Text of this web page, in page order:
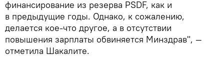
финансирование из резерва PSDF, как и
в предыдущие годы. Однако, к сожалению,
делается кое-что другое, а в отсутствии
повышения зарплаты обвиняется Минздрав", —
отметила Шакалите.